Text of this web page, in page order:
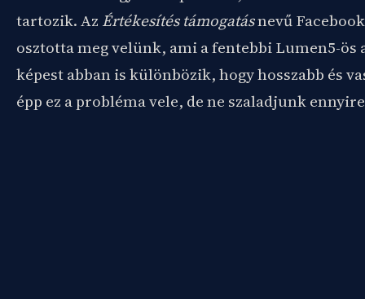
tartozik. Az Értékesítés támogatásnevű
osztotta meg velünk, ami a fentebbi Lumen5-ös
képest abban is különbözik, hogy hosszabb és
épp ez a probléma vele, de ne szaladjunk